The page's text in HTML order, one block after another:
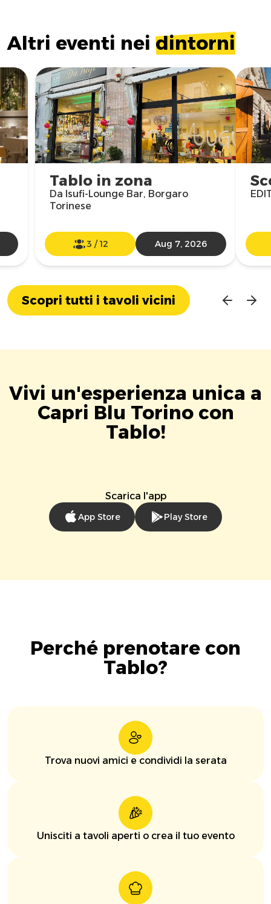
Altri eventi nei dintorni
Tablo in zona
Da Isufi-Lounge Bar, Borgaro
Torinese
3 /12 Aug 7, 2026
Scopri tutti i tavoli vicini
Vivi un'esperienza unica a
Capri Blu Torino con
Tablo!
Scarica l'app
App Store Play Store
Perché prenotare con
Tablo?
Trova nuovi amici e condividi la serata
Unisciti a tavoli aperti o crea il tuo evento